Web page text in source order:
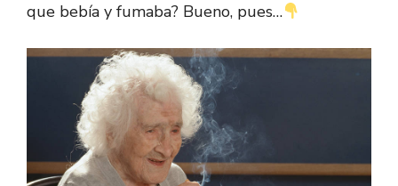
que bebía y fumaba? Bueno, pues…